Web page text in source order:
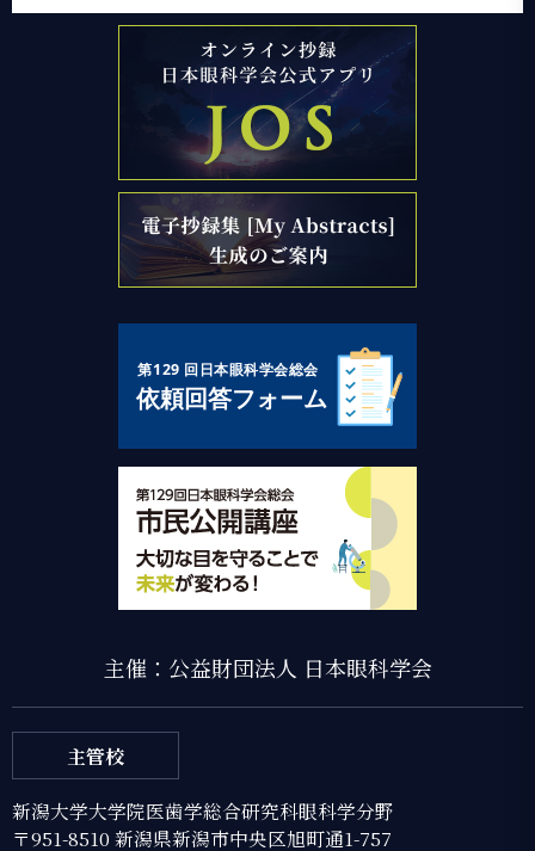
主催：公益財団法人 日本眼科学会
主管校
新潟大学大学院医歯学総合研究科眼科学分野
〒951-8510 新潟県新潟市中央区旭町通1-757